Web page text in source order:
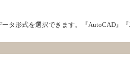
タ形式を選択できます。『AutoCAD』